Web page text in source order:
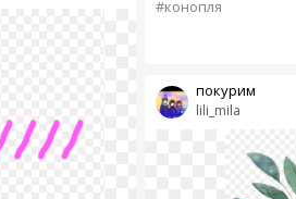
#конопля
lili_mila
покурим